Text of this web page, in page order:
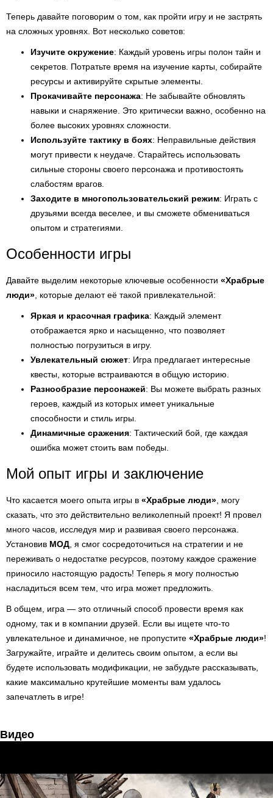
Теперь давайте поговорим о том, как пройти игру и не застрять
на сложных уровнях. Вот несколько советов:
Изучите окружение: Каждый уровень игры полон тайн и
секретов. Потратьте время на изучение карты, собирайте
ресурсы и активируйте скрытые элементы.
Прокачивайте персонажа: Не забывайте обновлять
навыки и снаряжение. Это критически важно, особенно на
более высоких уровнях сложности.
Используйте тактику в боях: Неправильные действия
могут привести к неудаче. Старайтесь использовать
сильные стороны своего персонажа и противостоять
слабостям врагов.
Заходите в многопользовательский режим: Играть с
друзьями всегда веселее, и вы сможете обмениваться
опытом и стратегиями.
Особенности игры
Давайте выделим некоторые ключевые особенности «Храбрые
люди» , которые делают её такой привлекательной:
Яркая и красочная графика: Каждый элемент
отображается ярко и насыщенно, что позволяет
полностью погрузиться в игру.
Увлекательный сюжет: Игра предлагает интересные
квесты, которые встраиваются в общую историю.
Разнообразие персонажей: Вы можете выбрать разных
героев, каждый из которых имеет уникальные
способности и стиль игры.
Динамичные сражения: Тактический бой, где каждая
ошибка может стоить вам победы.
Мой опыт игры и заключение
Что касается моего опыта игры в «Храбрые люди» , могу
сказать, что это действительно великолепный проект! Я провел
много часов, исследуя мир и развивая своего персонажа.
Установив MОД , я смог сосредоточиться на стратегии и не
переживать о недостатке ресурсов, поэтому каждое сражение
приносило настоящую радость! Теперь я могу полностью
насладиться всем тем, что игра может предложить.
В общем, игра — это отличный способ провести время как
одному, так и в компании друзей. Если вы ищете что-то
увлекательное и динамичное, не пропустите «Храбрые люди»!
Загружайте, играйте и делитесь своим опытом, а если вы
будете использовать модификации, не забудьте рассказывать,
какие максимально крутейшие моменты вам удалось
запечатлеть в игре!
Видео